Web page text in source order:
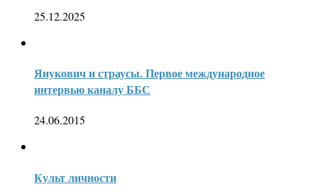
25.12.2025
Янукович и страусы. Первое международное
интервью каналу ББС
24.06.2015
Культ личности